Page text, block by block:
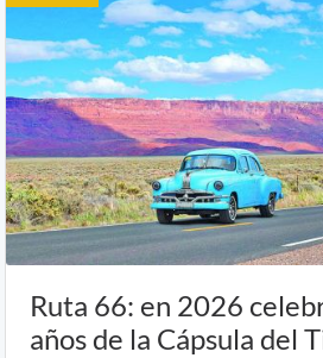
Ruta 66: en 2026
años de la Cápsula del